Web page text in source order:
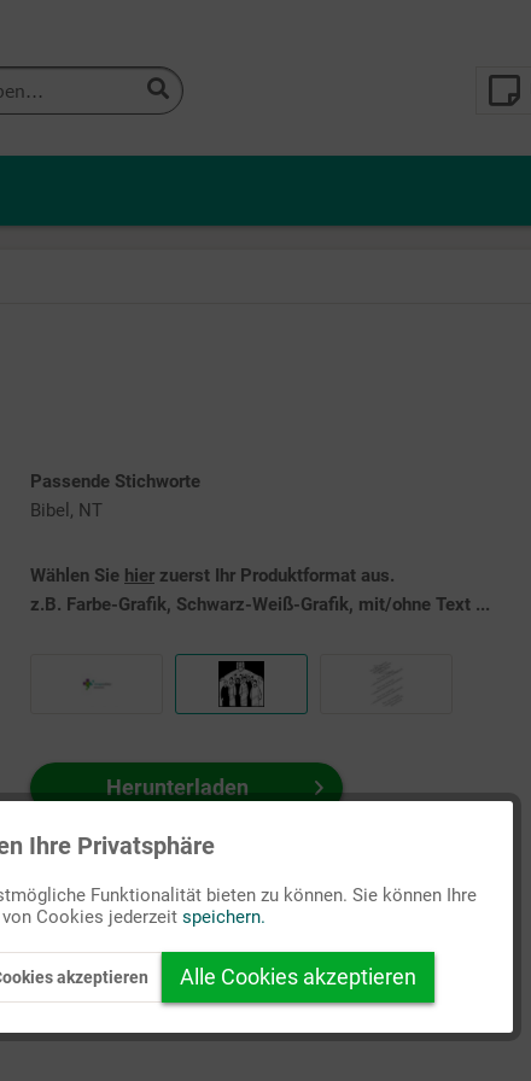
Passende Stichworte
Bibel, NT
Wählen Sie hier zuerst Ihr Produktformat aus.
z.B. Farbe-Grafik, Schwarz-Weiß-Grafik, mit/ohne Text ...
Herunterladen
Auf Ihren Merkzettel setzen
Inaktiv
Ihre Privatsphäre
Funktionalität bieten zu können. Sie können Ihre
Cookies jederzeit speichern.
akzeptieren Alle Cookies akzeptieren